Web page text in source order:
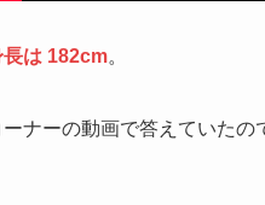
長は 182cm。
ナーの動画で答えていたの